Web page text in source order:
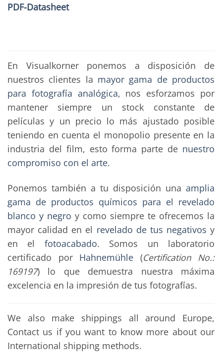
PDF-Datasheet
En Visualkorner ponemos a disposición de
nuestros clientes la mayor gama de productos
para fotografía analógica, nos esforzamos por
mantener siempre un stock constante de
películas y un precio lo más ajustado posible
teniendo en cuenta el monopolio presente en la
industria del film, esto forma parte de nuestro
compromiso con el arte.
Ponemos también a tu disposición una amplia
gama de productos químicos para el revelado
blanco y negro y como siempre te ofrecemos la
mayor calidad en el revelado de tus negativos y
en el fotoacabado. Somos un laboratorio
certificado por Hahnemühle (Certification No.:
169197) lo que demuestra nuestra máxima
excelencia en la impresión de tus fotografías.
We also make shippings all around Europe,
Contact us if you want to know more about our
International shipping methods.